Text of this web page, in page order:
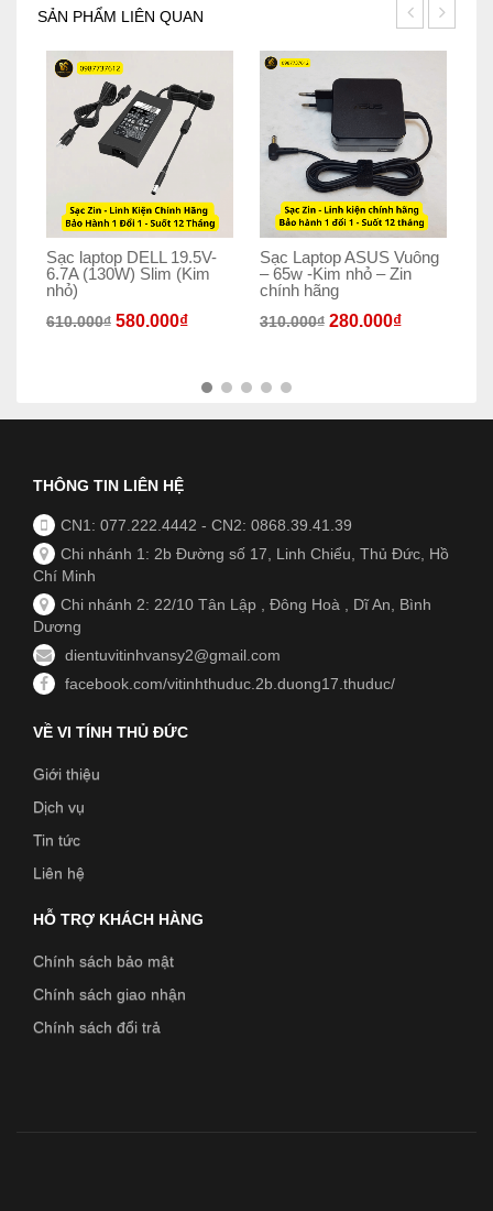
SẢN PHẨM LIÊN QUAN
Sạc laptop DELL 19.5V-
6.7A (130W) Slim (Kim
nhỏ)
610.000₫ 580.000₫
Sạc Laptop ASUS Vuông
– 65w -Kim nhỏ – Zin
chính hãng
310.000₫ 280.000₫
THÔNG TIN LIÊN HỆ
CN1: 077.222.4442 - CN2: 0868.39.41.39
Chi nhánh 1: 2b Đường số 17, Linh Chiểu, Thủ Đức, Hồ
Chí Minh
Chi nhánh 2: 22/10 Tân Lập , Đông Hoà , Dĩ An, Bình
Dương
dientuvitinhvansy2@gmail.com
facebook.com/vitinhthuduc.2b.duong17.thuduc/
VỀ VI TÍNH THỦ ĐỨC
Giới thiệu
Dịch vụ
Tin tức
Liên hệ
HỖ TRỢ KHÁCH HÀNG
Chính sách bảo mật
Chính sách giao nhận
Chính sách đổi trả